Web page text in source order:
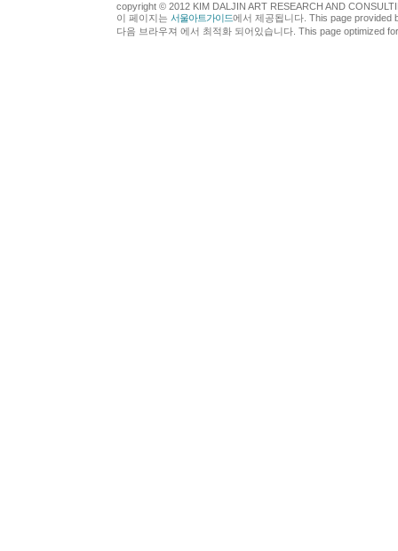
copyright © 2012 KIM DALJIN ART RESEARCH AND
이 페이지는 서울아트가이드에서 제공됩니다. This page provided
다음 브라우져 에서 최적화 되어있습니다. This page optimized